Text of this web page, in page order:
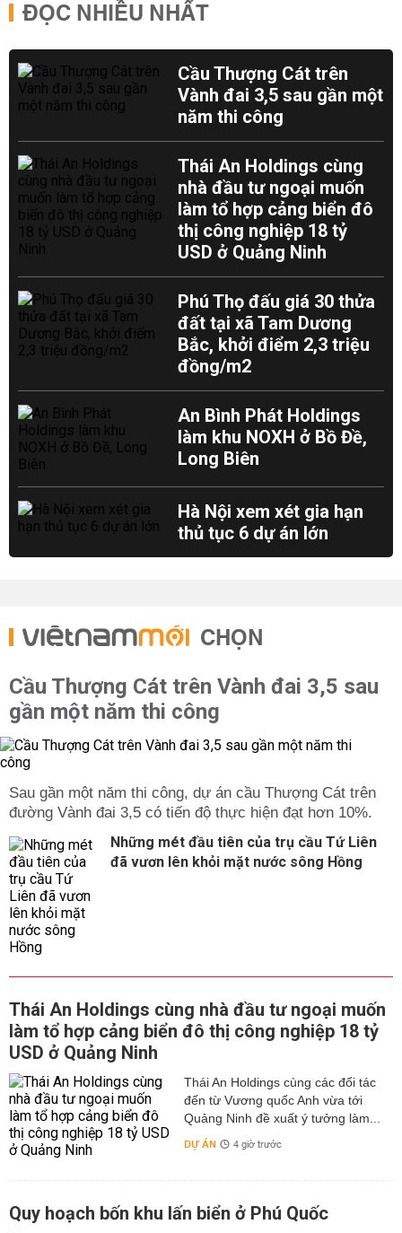
ĐỌC NHIỀU NHẤT
Cầu Thượng Cát trên
Vành đai 3,5 sau gần một
năm thi công
Thái An Holdings cùng
nhà đầu tư ngoại muốn
làm tổ hợp cảng biển đô
thị công nghiệp 18 tỷ
USD ở Quảng Ninh
Phú Thọ đấu giá 30 thửa
đất tại xã Tam Dương
Bắc, khởi điểm 2,3 triệu
đồng/m2
An Bình Phát Holdings
làm khu NOXH ở Bồ Đề,
Long Biên
Hà Nội xem xét gia hạn
thủ tục 6 dự án lớn
CHỌN
Cầu Thượng Cát trên Vành đai 3,5 sau
gần một năm thi công
Sau gần một năm thi công, dự án cầu Thượng Cát trên
đường Vành đai 3,5 có tiến độ thực hiện đạt hơn 10%.
Những mét đầu tiên của trụ cầu Tứ Liên
đã vươn lên khỏi mặt nước sông Hồng
Thái An Holdings cùng nhà đầu tư ngoại muốn
làm tổ hợp cảng biển đô thị công nghiệp 18 tỷ
USD ở Quảng Ninh
Thái An Holdings cùng các đối tác
đến từ Vương quốc Anh vừa tới
Quảng Ninh đề xuất ý tưởng làm...
DỰ ÁN 4 giờ trước
Quy hoạch bốn khu lấn biển ở Phú Quốc